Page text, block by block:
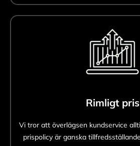
Rimligt pris
Vi tror att överlägsen kundservice
prispolicy är ganska